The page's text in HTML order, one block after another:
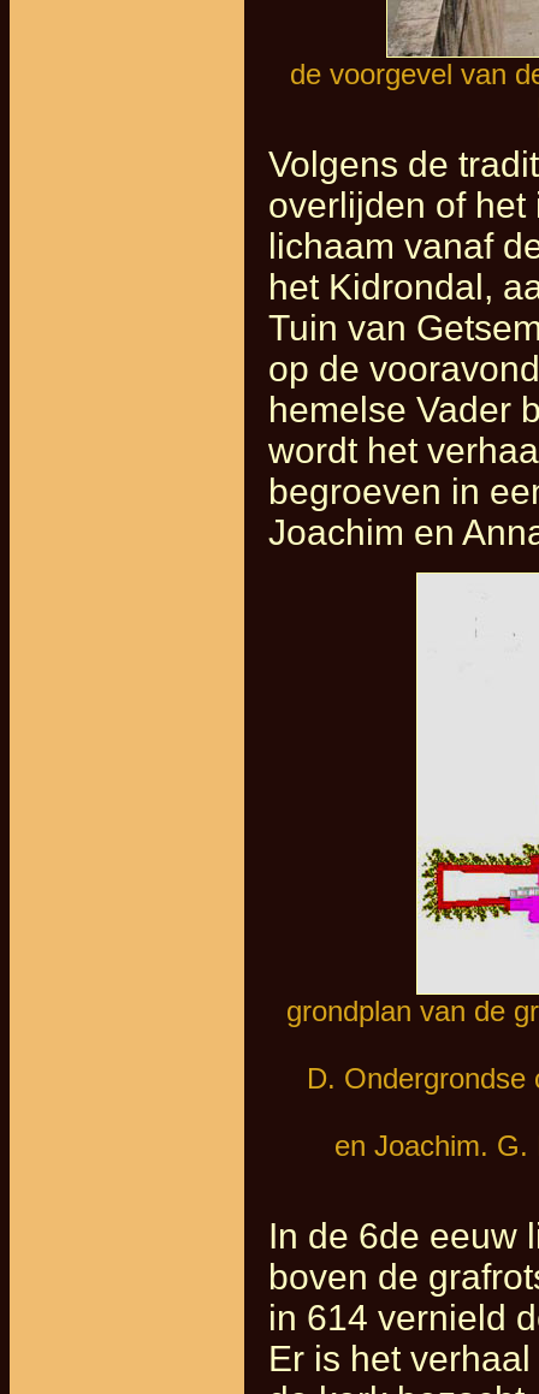
de voorgevel van
Volgens de
overlijden of
lichaam vanaf
het Kidrondal,
Tuin van
op de
hemelse Vader
wordt het
begroeven in
Joachim en
grondplan van de
D.
en Joachim.
In de 6de eeuw
boven de
in 614 vernield
Er is het